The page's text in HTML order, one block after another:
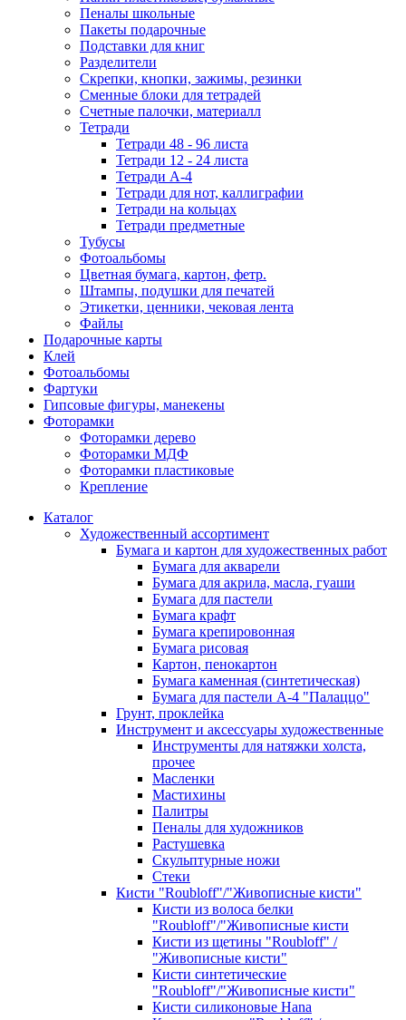
Пеналы школьные
Пакеты подарочные
Подставки для книг
Разделители
Скрепки, кнопки, зажимы, резинки
Сменные блоки для тетрадей
Счетные палочки, материалл
Тетради
Тетради 48 - 96 листа
Тетради 12 - 24 листа
Тетради А-4
Тетради для нот, каллиграфии
Тетради на кольцах
Тетради предметные
Тубусы
Фотоальбомы
Цветная бумага, картон, фетр.
Штампы, подушки для печатей
Этикетки, ценники, чековая лента
Файлы
Подарочные карты
Клей
Фотоальбомы
Фартуки
Гипсовые фигуры, манекены
Фоторамки
Фоторамки дерево
Фоторамки МДФ
Фоторамки пластиковые
Крепление
Каталог
Художественный ассортимент
Бумага и картон для художественных работ
Бумага для акварели
Бумага для акрила, масла, гуаши
Бумага для пастели
Бумага крафт
Бумага крепировонная
Бумага рисовая
Картон, пенокартон
Бумага каменная (синтетическая)
Бумага для пастели А-4 "Палаццо"
Грунт, проклейка
Инструмент и аксессуары художественные
Инструменты для натяжки холста,
прочее
Масленки
Мастихины
Палитры
Пеналы для художников
Растушевка
Скульптурные ножи
Стеки
Кисти "Roubloff"/"Живописные кисти"
Кисти из волоса белки
"Roubloff"/"Живописные кисти
Кисти из щетины "Roubloff" /
"Живописные кисти"
Кисти синтетические
"Roubloff"/"Живописные кисти"
Кисти силиконовые Hana